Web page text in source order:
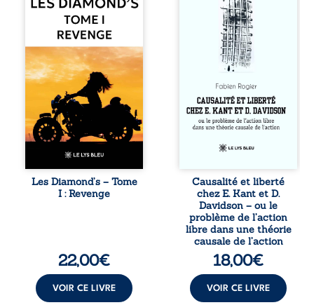
de motards aussi
réputé et respecté
que redouté dans
tout le pays. Rien
ne la prédestinait
à cette vie, mais
les épreuves ont
forgé une femme
dure, inaccessible
et résolue à ne
jamais dévoiler
ses faiblesses,
jusqu’à ce que le
croise sa route.
Chef d’une famille
de Nomads, Juan
Les Diamond’s – Tome
I : Revenge
22,00€
VOIR CE LIVRE
actes s’inscrit
dans une chaîne
de causes ? À
travers une
confrontation
entre les pensées
d’Emmanuel Kant
et de Donald
Davidson, cet
essai explore les
liens entre libre
déterminisme
responsabilité. De
la volonté
kantienne au
monisme anomal
de Davidson, il
interroge la
manière dont les
intentions et les
croyances
peuvent ...
Causalité et liberté
chez E. Kant et D.
Davidson – ou le
problème de l’action
libre dans une théorie
causale de l’action
18,00€
VOIR CE LIVRE